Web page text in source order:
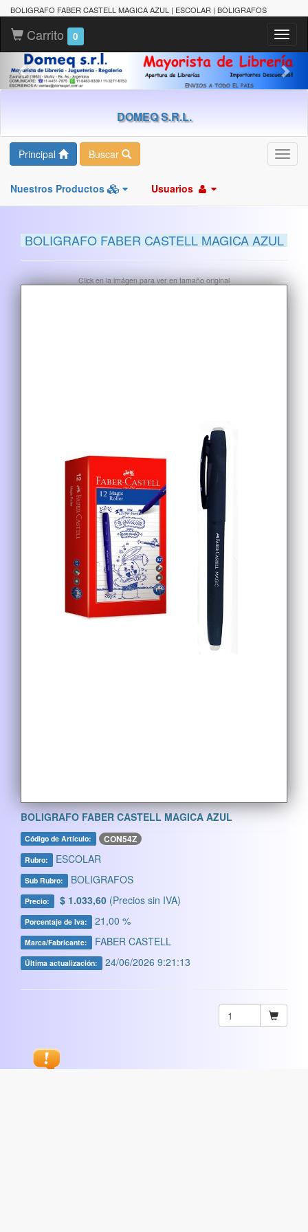
BOLIGRAFO FABER CASTELL MAGICA AZUL | ESCOLAR | BOLIGRAFOS
Carrito 0
DOMEQ S.R.L.
Principal Buscar
Nuestros Productos Usuarios
BOLIGRAFO FABER CASTELL MAGICA AZUL
Click en la imágen para ver en tamaño original
BOLIGRAFO FABER CASTELL MAGICA AZUL
Código de Artículo: CON54Z
Rubro: ESCOLAR
Sub Rubro: BOLIGRAFOS
Precio: $ 1.033,60 (Precios sin IVA)
Porcentaje de Iva: 21,00 %
Marca/Fabricante: FABER CASTELL
Última actualización: 24/06/2026 9:21:13